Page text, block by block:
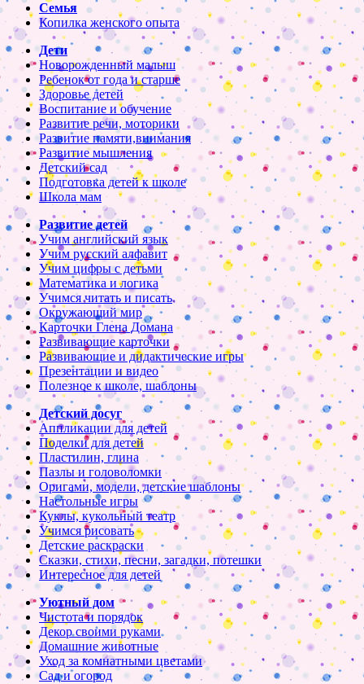
Семья
Копилка женского опыта
Дети
Новорожденный малыш
Ребенок от года и старше
Здоровье детей
Воспитание и обучение
Развитие речи, моторики
Развитие памяти,внимания
Развитие мышления
Детский сад
Подготовка детей к школе
Школа мам
Развитие детей
Учим английский язык
Учим русский алфавит
Учим цифры с детьми
Математика и логика
Учимся читать и писать
Окружающий мир
Карточки Глена Домана
Развивающие карточки
Развивающие и дидактические игры
Презентации и видео
Полезное к школе, шаблоны
Детский досуг
Аппликации для детей
Поделки для детей
Пластилин, глина
Пазлы и головоломки
Оригами, модели, детские шаблоны
Настольные игры
Куклы, кукольный театр
Учимся рисовать
Детские раскраски
Сказки, стихи, песни, загадки, потешки
Интересное для детей
Уютный дом
Чистота и порядок
Декор своими руками
Домашние животные
Уход за комнатными цветами
Сад и огород